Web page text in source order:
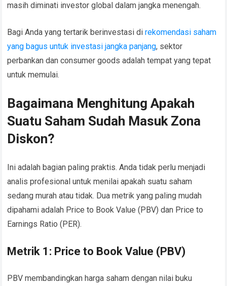
masih diminati investor global dalam jangka menengah.
Bagi Anda yang tertarik berinvestasi direkomendasi saham
yang bagus untuk investasi jangka panjang, sektor
perbankan dan consumer goods adalah tempat yang tepat
untuk memulai.
Bagaimana Menghitung Apakah
Suatu Saham Sudah Masuk Zona
Diskon?
Ini adalah bagian paling praktis. Anda tidak perlu menjadi
analis profesional untuk menilai apakah suatu saham
sedang murah atau tidak. Dua metrik yang paling mudah
dipahami adalah Price to Book Value (PBV) dan Price to
Earnings Ratio (PER).
Metrik 1: Price to Book Value (PBV)
PBV membandingkan harga saham dengan nilai buku